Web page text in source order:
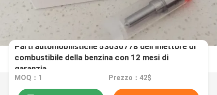
Parti automobilistiche 53030778 dell'iniettore di
combustibile della benzina con 12 mesi di
garanzia
MOQ：1 Prezzo：42$